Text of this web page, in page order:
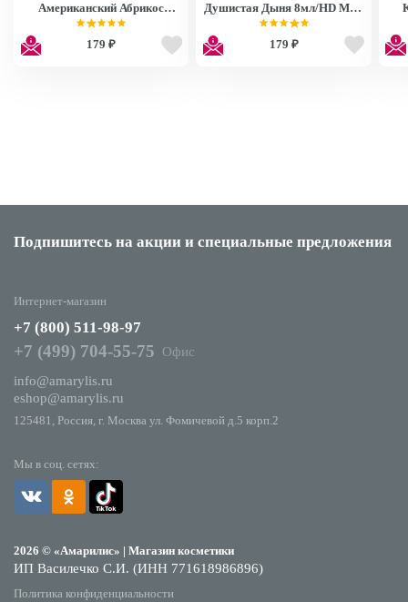
Американский Абрикос
8мл/HD Mini Nail Polish
MNP28
179 ₽
Душистая Дыня 8мл/HD Mini
Nail Polish MNP27
179 ₽
Подпишитесь на акции и специальные предложения
Мы в соц. сетях:
2026 © «Амарилис» | Магазин косметики
ИП Василечко С.И. (ИНН 771618986896)
Политика конфиденциальности
Интернет-магазин
+7 (800) 511-98-97
+7 (499) 704-55-75
Офис
info@amarylis.ru
eshop@amarylis.ru
125481, Россия, г. Москва ул. Фомичевой д.5 корп.2